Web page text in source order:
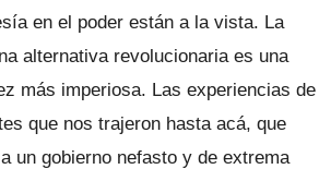
en el poder están a la vista. La
alternativa revolucionaria es una
más imperiosa. Las experiencias de
que nos trajeron hasta acá, que
un gobierno nefasto y de extrema